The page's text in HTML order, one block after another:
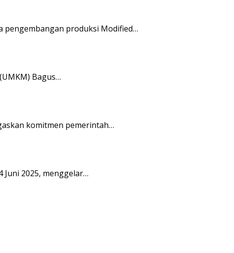
pengembangan produksi Modified…
Bagus…
komitmen pemerintah…
Juni 2025, menggelar…